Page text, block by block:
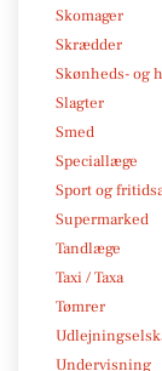
Skomager
Skrædder
Skønheds- og
Slagter
Smed
Speciallæge
Sport og
Supermarked
Tandlæge
Taxi / Taxa
Tømrer
Undervisning